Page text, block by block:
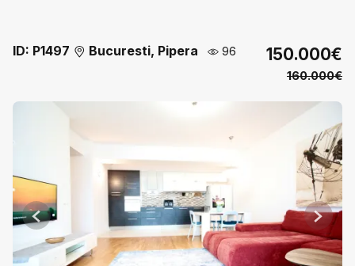
ID: P1497 Bucuresti, Pipera 96 150.000€
160.000€
Previous Next